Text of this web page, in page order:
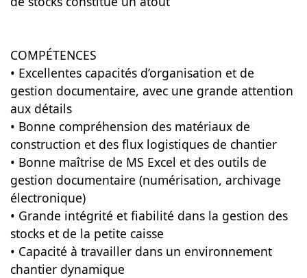
COMPÉTENCES
• Excellentes capacités d’organisation et de
gestion documentaire, avec une grande attention
aux détails
• Bonne compréhension des matériaux de
construction et des flux logistiques de chantier
• Bonne maîtrise de MS Excel et des outils de
gestion documentaire (numérisation, archivage
électronique)
• Grande intégrité et fiabilité dans la gestion des
stocks et de la petite caisse
• Capacité à travailler dans un environnement
chantier dynamique